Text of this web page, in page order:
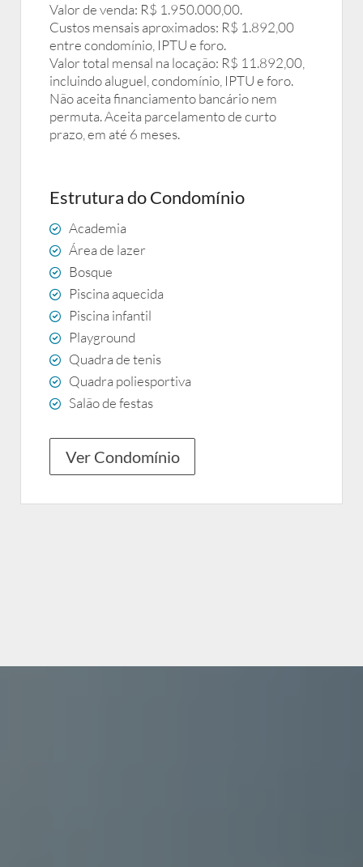
Valor de venda: R$ 1.950.000,00.
Custos mensais aproximados: R$ 1.892,00
entre condomínio, IPTU e foro.
Valor total mensal na locação: R$ 11.892,00,
incluindo aluguel, condomínio, IPTU e foro.
Não aceita financiamento bancário nem
permuta. Aceita parcelamento de curto
prazo, em até 6 meses.
Estrutura do Condomínio
Academia
Área de lazer
Bosque
Piscina aquecida
Piscina infantil
Playground
Quadra de tenis
Quadra poliesportiva
Salão de festas
Ver Condomínio